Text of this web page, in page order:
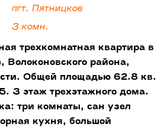
пгт. Пятницкое
3 комн.
трехкомнатная квартира в
Волоконовского района,
Общей площадью 62.8 кв.
3 этаж трехэтажного дома.
три комнаты, сан узел
кухня, большой